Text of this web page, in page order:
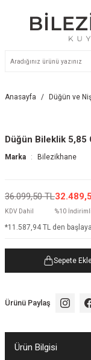
Anasayfa Düğün ve
Düğün Bileklik 5,85
Marka Bilezikhane
36.099,50 TL
KDV Dahil %10 İndirimli
*11.587,94 TL den
Sepete
Ürünü Paylaş
Ürün Bilgisi